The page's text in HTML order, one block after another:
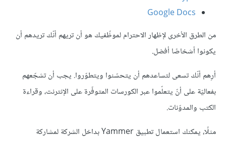
Google Docs
من الطرق الأخرى لإظهار الاحترام لموظّفيك هو أن تريهم أنّك تريدهم أن
يكونوا أشخاصًا أفضل.
أرِهم أنّك تسعى لتساعدهم أن يتحسّنوا ويتطوّروا. يجب أن تشجّعهم
بفعاليّة على أنّ يتعلّموا عبر الكورسات المتوفّرة على الإنترنت، وقراءة
الكتب والمدوّنات.
مثلًا، يمكنك استعمال تطبيق Yammer بداخل الشركة لمشاركة